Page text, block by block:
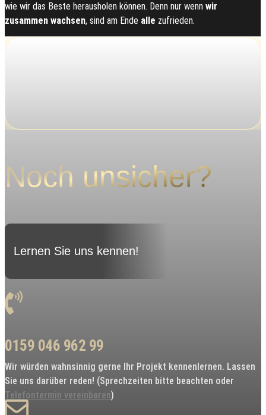
wie wir das Beste herausholen können. Denn nur wenn wir
zusammen wachsen, sind am Ende alle zufrieden.
Noch unsicher?
Lernen Sie uns kennen!
0159 046 962 99
Wir würden wahnsinnig gerne Ihr Projekt kennenlernen. Lassen
Sie uns darüber reden! (Sprechzeiten bitte beachten oder
Telefontermin vereinbaren)